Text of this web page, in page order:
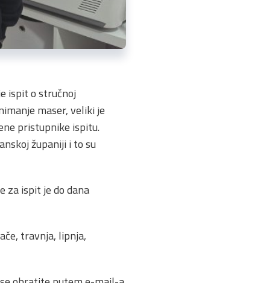
ispit o stručnoj
maser, veliki je
pristupnike ispitu.
županiji i to su
za ispit je do dana
travnja, lipnja,